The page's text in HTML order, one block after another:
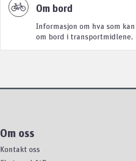
Om bord
Informasjon om hva som
om bord i transportmidlene.
Om oss
Kontakt oss